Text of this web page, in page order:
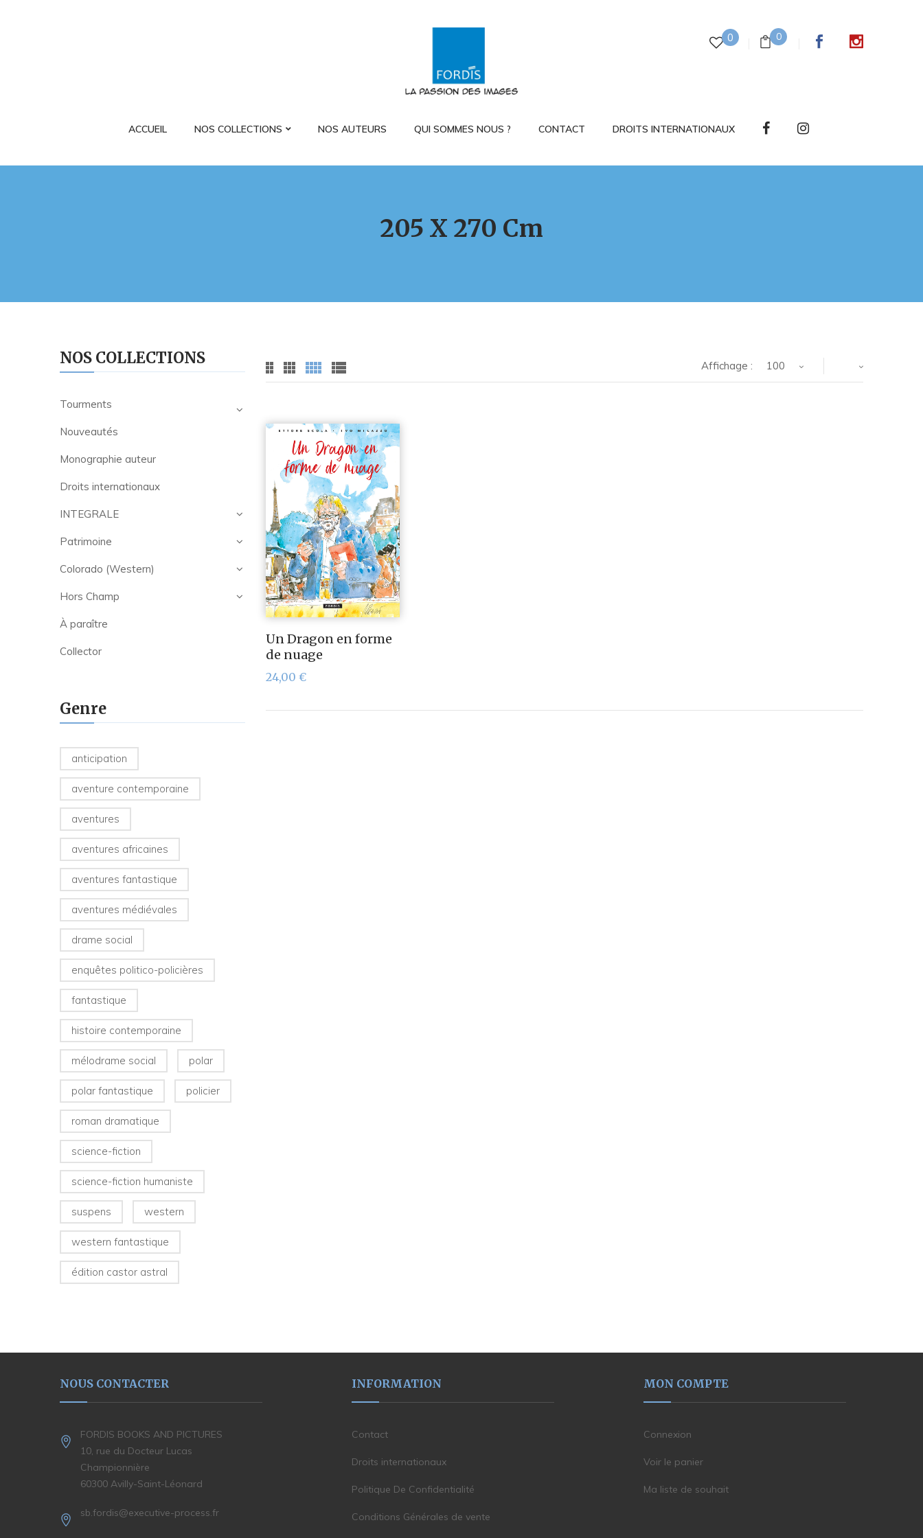
0 0
ACCUEIL NOS COLLECTIONS NOS AUTEURS QUI SOMMES NOUS ? CONTACT DROITS INTERNATIONAUX
205 X 270 Cm
NOS COLLECTIONS
Tourments
Nouveautés
Monographie auteur
Droits internationaux
INTEGRALE
Patrimoine
Colorado (Western)
Hors Champ
À paraître
Collector
Genre
anticipation
aventure contemporaine
aventures
aventures africaines
aventures fantastique
aventures médiévales
drame social
enquêtes politico-policières
fantastique
histoire contemporaine
mélodrame social polar
polar fantastique policier
roman dramatique
science-fiction
science-fiction humaniste
suspens western
western fantastique
édition castor astral
Affichage : 100
Un Dragon en forme
de nuage
24,00 €
NOUS CONTACTER
FORDIS BOOKS AND PICTURES
10, rue du Docteur Lucas
Championnière
60300 Avilly-Saint-Léonard
sb.fordis@executive-process.fr
INFORMATION
Contact
Droits internationaux
Politique De Confidentialité
Conditions Générales de vente
MON COMPTE
Connexion
Voir le panier
Ma liste de souhait